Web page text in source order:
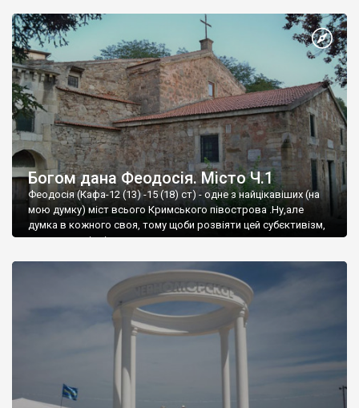
Богом дана Феодосія. Місто Ч.1
Феодосія (Кафа-12 (13) -15 (18) ст) - одне з найцікавіших (на
мою думку) міст всього Кримського півострова .Ну,але
думка в кожного своя, тому щоби розвіяти цей субєктивізм,
запрошую відвідати це